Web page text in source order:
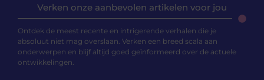
Verken onze aanbevolen artikelen voor jou
Ontdek de meest recente en intrigerende verhalen die je
absoluut niet mag overslaan. Verken een breed scala aan
onderwerpen en blijf altijd goed geïnformeerd over de actuele
ontwikkelingen.